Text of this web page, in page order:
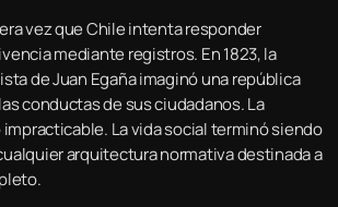
vez que Chile intenta responder
mediante registros. En 1823, la
de Juan Egaña imaginó una república
conductas de sus ciudadanos. La
La vida social terminó siendo
arquitectura normativa destinada a